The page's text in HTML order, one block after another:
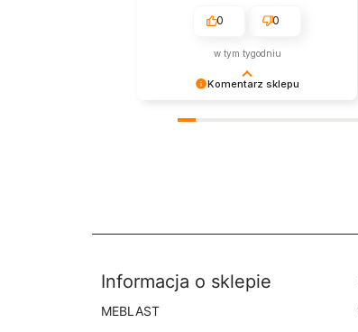
Komentarz sklepu
0 0
w tym tygodniu
Informacja o sklepie
MEBLAST